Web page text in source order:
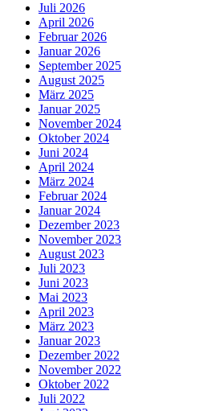
Juli 2026
April 2026
Februar 2026
Januar 2026
September 2025
August 2025
März 2025
Januar 2025
November 2024
Oktober 2024
Juni 2024
April 2024
März 2024
Februar 2024
Januar 2024
Dezember 2023
November 2023
August 2023
Juli 2023
Juni 2023
Mai 2023
April 2023
März 2023
Januar 2023
Dezember 2022
November 2022
Oktober 2022
Juli 2022